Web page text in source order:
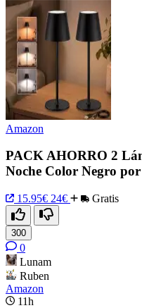
Amazon
PACK AHORRO 2
Noche Color Negro
15.95€ 24€ Gratis
300
0
Lunam
Ruben
Amazon
11h